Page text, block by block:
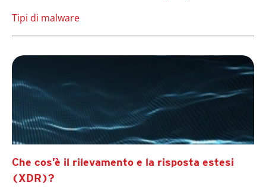
Tipi di malware
Che cos’è il rilevamento e la risposta estesi
(XDR)?